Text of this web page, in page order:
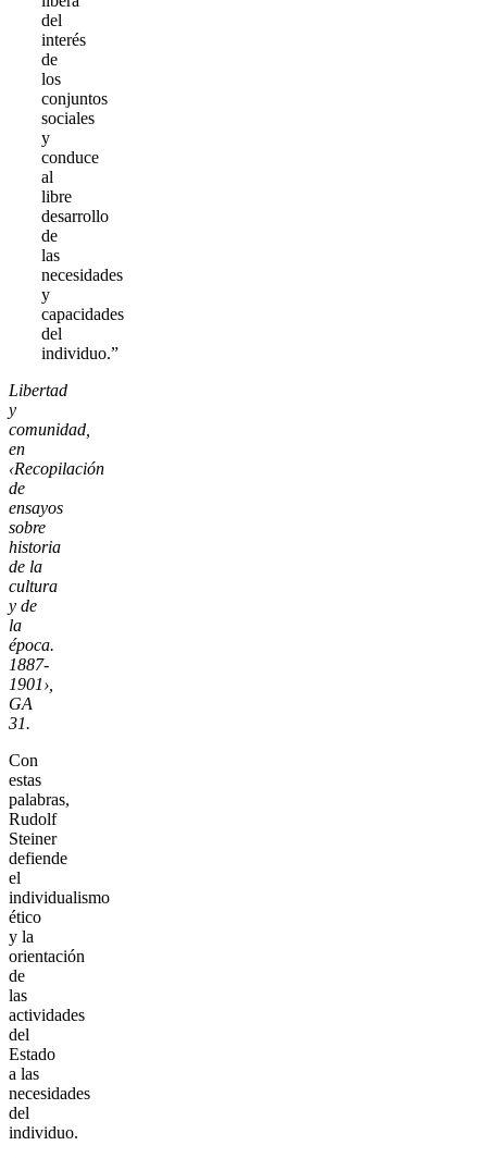
del
interés
de
los
conjuntos
sociales
y
conduce
al
libre
desarrollo
de
las
necesidades
y
capacidades
del
individuo.”
Libertad
y
comunidad,
en
‹Recopilación
de
ensayos
sobre
historia
de la
cultura
y de
la
época.
1887-
1901›,
GA
31.
Con
estas
palabras,
Rudolf
Steiner
defiende
el
individualismo
ético
y la
orientación
de
las
actividades
del
Estado
a las
necesidades
del
individuo.